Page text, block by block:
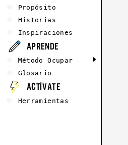
Propósito
Historias
Inspiraciones
Aprende
Método Ocupar
Glosario
Actívate
Herramientas